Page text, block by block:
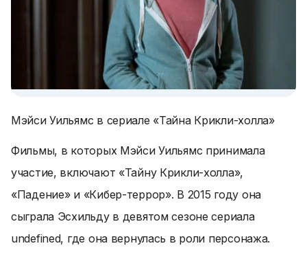
Мэйси Уильямс в сериале «Тайна Крикли-холла»
Фильмы, в которых Мэйси Уильямс принимала
участие, включают «Тайну Крикли-холла»,
«Падение» и «Кибер-террор». В 2015 году она
сыграла Эсхильду в девятом сезоне сериала
undefined, где она вернулась в роли персонажа.